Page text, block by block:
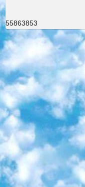
55863853